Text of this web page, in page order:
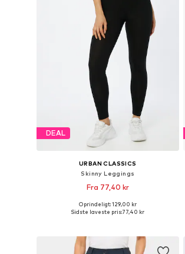
DEAL
URBAN CLASSICS
Skinny Leggings
Fra 77,40 kr
Fås i mange størrelser
Oprindeligt: 129,00 kr
Sidste laveste pris:77,40 kr